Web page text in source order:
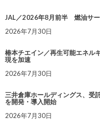
JAL／2026年8月前半 燃油サー
2026年7月30日
椿本チエイン／再生可能エネル
現を加速
2026年7月30日
三井倉庫ホールディングス、受
を開発・導入開始
2026年7月30日